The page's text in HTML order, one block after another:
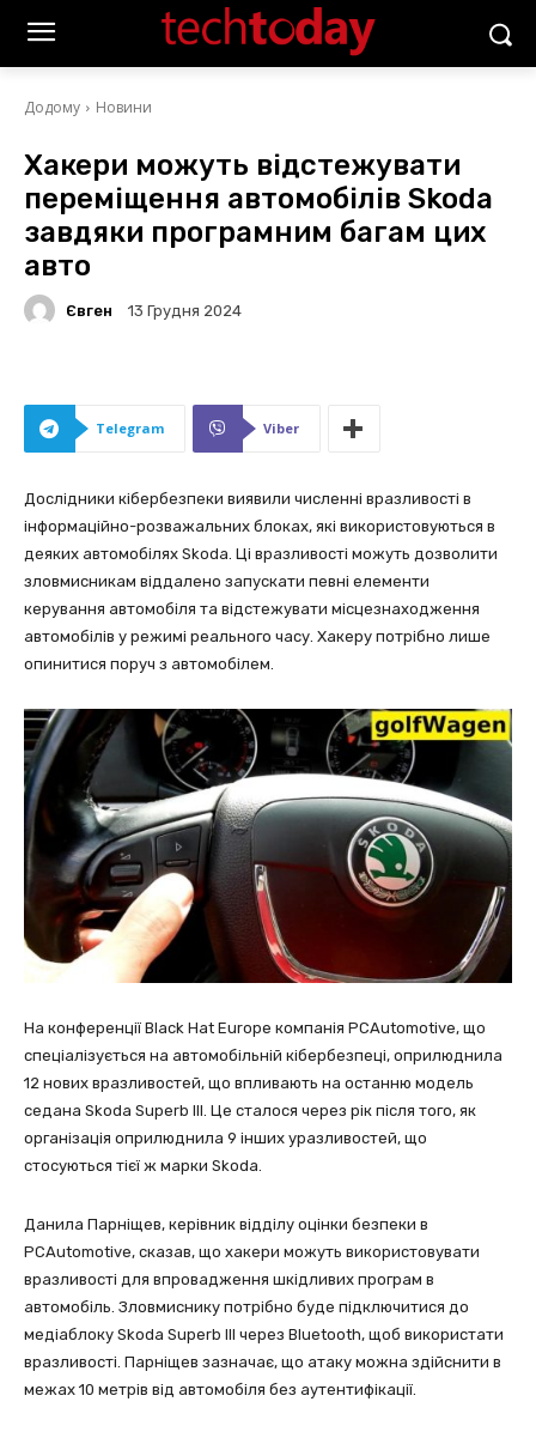
Додому Новини
Хакери можуть відстежувати
переміщення автомобілів Skoda
завдяки програмним багам цих
авто
Євген 13 Грудня 2024
Telegram Viber
Дослідники кібербезпеки виявили численні вразливості в
інформаційно-розважальних блоках, які використовуються в
деяких автомобілях Skoda. Ці вразливості можуть дозволити
зловмисникам віддалено запускати певні елементи
керування автомобіля та відстежувати місцезнаходження
автомобілів у режимі реального часу. Хакеру потрібно лише
опинитися поруч з автомобілем.
На конференції Black Hat Europe компанія PCAutomotive, що
спеціалізується на автомобільній кібербезпеці, оприлюднила
12 нових вразливостей, що впливають на останню модель
седана Skoda Superb III. Це сталося через рік після того, як
організація оприлюднила 9 інших уразливостей, що
стосуються тієї ж марки Skoda.
Данила Парніщев, керівник відділу оцінки безпеки в
PCAutomotive, сказав, що хакери можуть використовувати
вразливості для впровадження шкідливих програм в
автомобіль. Зловмиснику потрібно буде підключитися до
медіаблоку Skoda Superb III через Bluetooth, щоб використати
вразливості. Парніщев зазначає, що атаку можна здійснити в
межах 10 метрів від автомобіля без аутентифікації.